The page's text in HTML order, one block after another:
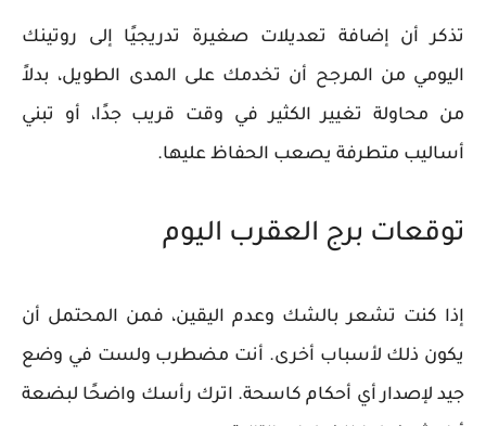
تذكر أن إضافة تعديلات صغيرة تدريجيًا إلى روتينك
اليومي من المرجح أن تخدمك على المدى الطويل، بدلاً
من محاولة تغيير الكثير في وقت قريب جدًا، أو تبني
أساليب متطرفة يصعب الحفاظ عليها.
توقعات برج العقرب اليوم
إذا كنت تشعر بالشك وعدم اليقين، فمن المحتمل أن
يكون ذلك لأسباب أخرى. أنت مضطرب ولست في وضع
جيد لإصدار أي أحكام كاسحة. اترك رأسك واضحًا لبضعة